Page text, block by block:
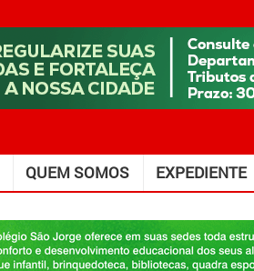
QUEM SOMOS EXPEDIENTE